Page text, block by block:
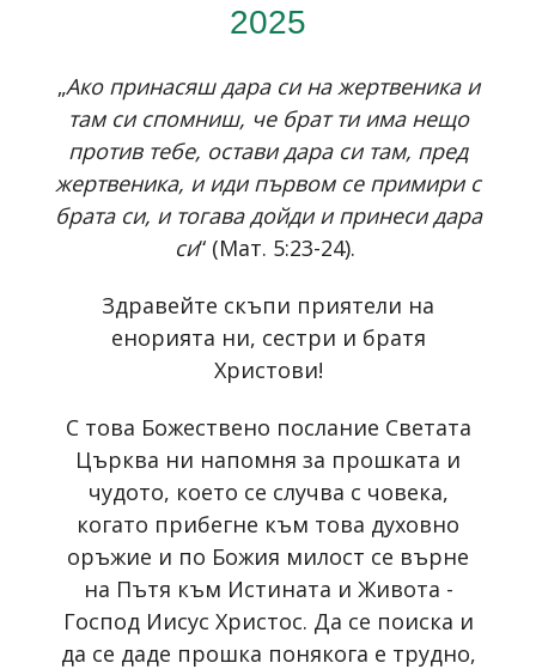
2025
„Ако принасяш дара си на жертвеника и
там си спомниш, че брат ти има нещо
против тебе, остави дара си там, пред
жертвеника, и иди първом се примири с
брата си, и тогава дойди и принеси дара
си“ (Мат. 5:23-24).
Здравейте скъпи приятели на
енорията ни, сестри и братя
Христови!
С това Божествено послание Светата
Църква ни напомня за прошката и
чудото, което се случва с човека,
когато прибегне към това духовно
оръжие и по Божия милост се върне
на Пътя към Истината и Живота -
Господ Иисус Христос. Да се поиска и
да се даде прошка понякога е трудно,